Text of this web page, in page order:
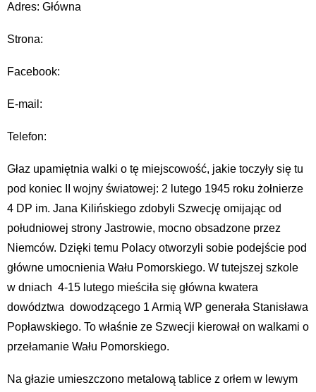
Adres: Główna
Strona:
Facebook:
E-mail:
Telefon:
Głaz upamiętnia walki o tę miejscowość, jakie toczyły się tu
pod koniec II wojny światowej: 2 lutego 1945 roku żołnierze
4 DP im. Jana Kilińskiego zdobyli Szwecję omijając od
południowej strony Jastrowie, mocno obsadzone przez
Niemców. Dzięki temu Polacy otworzyli sobie podejście pod
główne umocnienia Wału Pomorskiego. W tutejszej szkole
w dniach 4-15 lutego mieściła się główna kwatera
dowództwa dowodzącego 1 Armią WP generała Stanisława
Popławskiego. To właśnie ze Szwecji kierował on walkami o
przełamanie Wału Pomorskiego.
Na głazie umieszczono metalową tablice z orłem w lewym